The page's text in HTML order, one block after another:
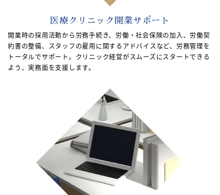
医療クリニック開業サポート
開業時の採用活動から労務手続き、労働・社会保険の加入、労働契
約書の整備、スタッフの雇用に関するアドバイスなど、労務管理を
トータルでサポート。クリニック経営がスムーズにスタートできる
よう、実務面を支援します。